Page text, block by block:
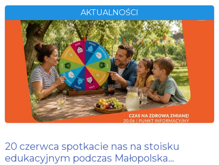
AKTUALNOŚCI
20 czerwca spotkacie nas na stoisku
edukacyjnym podczas Małopolska…